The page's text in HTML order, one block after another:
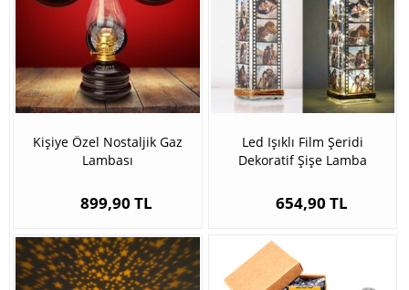
Kişiye Özel Nostaljik Gaz
Lambası
899,90 TL
Led Işıklı Film Şeridi
Dekoratif Şişe Lamba
654,90 TL